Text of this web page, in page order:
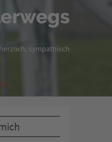
sympathisch